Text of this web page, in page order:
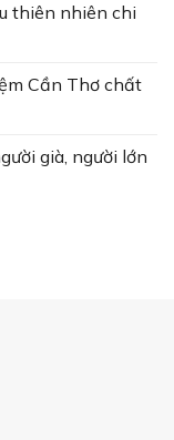
thiên nhiên chi
Cần Thơ chất
già, người lớn